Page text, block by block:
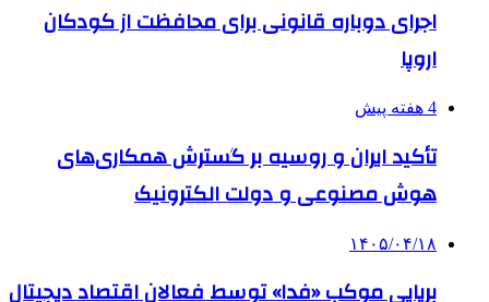
اجرای دوباره قانونی برای محافظت از کودکان
اروپا
4 هفته پیش
تأکید ایران و روسیه بر گسترش همکاری‌های
هوش مصنوعی و دولت الکترونیک
۱۴۰۵/۰۴/۱۸
برپایی موکب «فدا» توسط فعالان اقتصاد دیجیتال